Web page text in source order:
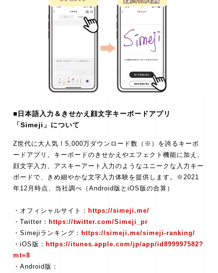
■日本語入力＆きせかえ顔文字キーボードアプリ
「Simeji」について
Z世代に大人気！5,000万ダウンロード数（※）を誇るキーボ
ードアプリ。キーボードのきせかえやエフェクト機能に加え、
顔文字入力、アスキーアート入力のようなユニークな入力キー
ボードで、きめ細やかな文字入力体験を提供します。※2021
年12月時点、当社調べ（Android版とiOS版の合算）
・オフィシャルサイト： https://simeji.me/
・Twitter： https://twitter.com/Simeji_pr
・Simejiランキング： https://simeji.me/simeji-ranking/
・iOS版： https://itunes.apple.com/jp/app/id899997582?
mt=8
・Android版：